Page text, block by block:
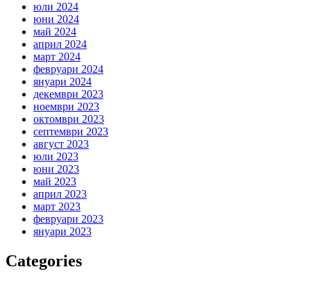
юли 2024
юни 2024
май 2024
април 2024
март 2024
февруари 2024
януари 2024
декември 2023
ноември 2023
октомври 2023
септември 2023
август 2023
юли 2023
юни 2023
май 2023
април 2023
март 2023
февруари 2023
януари 2023
Categories